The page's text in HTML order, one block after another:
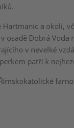
a okolí,
osadě Dobrá Voda
v nevelké
patří k